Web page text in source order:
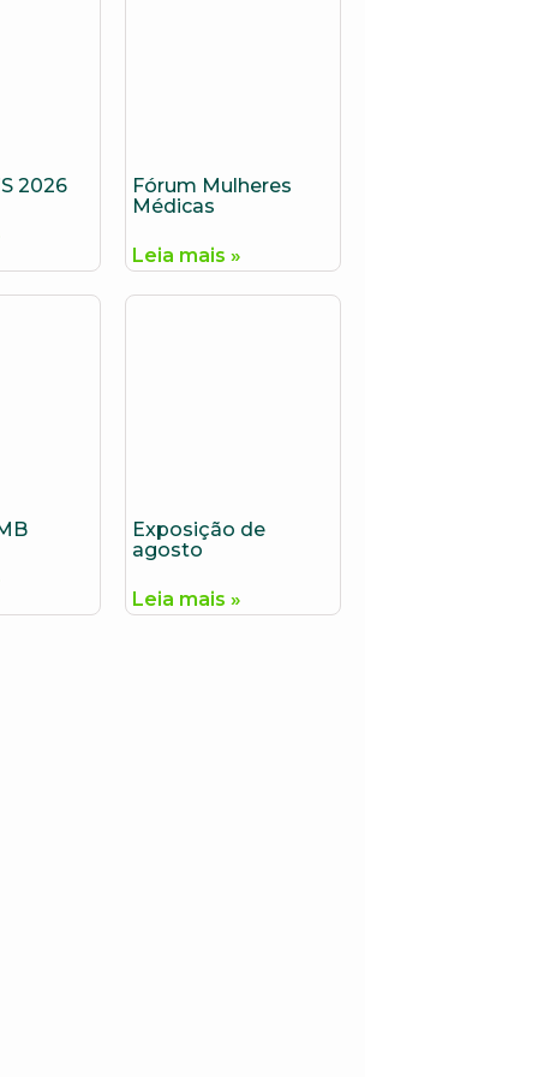
2026
Fórum Mulheres
Médicas
Leia mais »
Exposição de
agosto
Leia mais »